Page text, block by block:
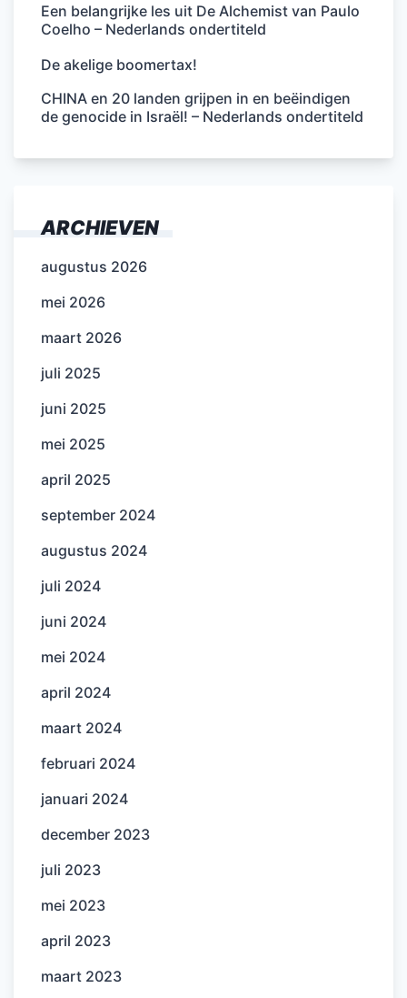
Een belangrijke les uit De Alchemist van Paulo
Coelho – Nederlands ondertiteld
De akelige boomertax!
CHINA en 20 landen grijpen in en beëindigen
de genocide in Israël! – Nederlands ondertiteld
ARCHIEVEN
augustus 2026
mei 2026
maart 2026
juli 2025
juni 2025
mei 2025
april 2025
september 2024
augustus 2024
juli 2024
juni 2024
mei 2024
april 2024
maart 2024
februari 2024
januari 2024
december 2023
juli 2023
mei 2023
april 2023
maart 2023